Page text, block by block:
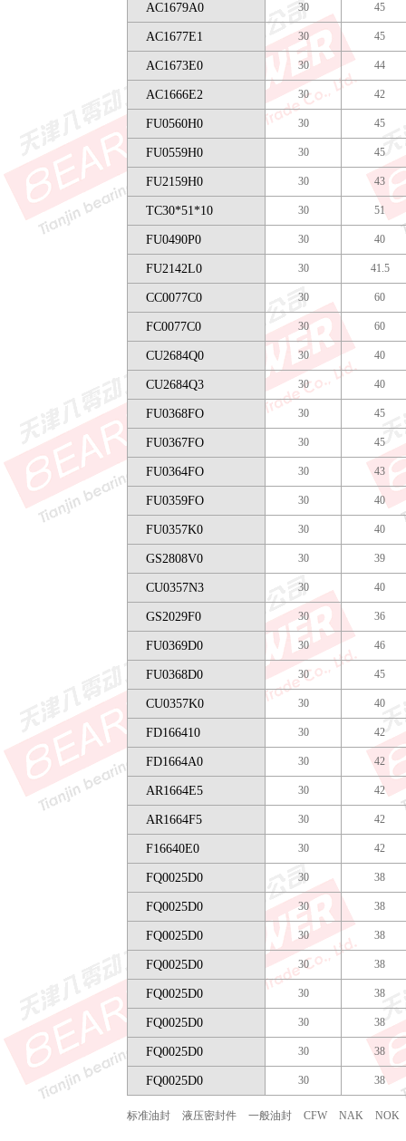
AC1679A0 30 45
AC1677E1 30 45
AC1673E0 30 44
AC1666E2 30 42
FU0560H0 30 45
FU0559H0 30 45
FU2159H0 30 43
TC30*51*10 30 51
FU0490P0 30 40
FU2142L0 30 41.5
CC0077C0 30 60
FC0077C0 30 60
CU2684Q0 30 40
CU2684Q3 30 40
FU0368FO 30 45
FU0367FO 30 45
FU0364FO 30 43
FU0359FO 30 40
FU0357K0 30 40
GS2808V0 30 39
CU0357N3 30 40
GS2029F0 30 36
FU0369D0 30 46
FU0368D0 30 45
CU0357K0 30 40
FD166410 30 42
FD1664A0 30 42
AR1664E5 30 42
AR1664F5 30 42
F16640E0 30 42
FQ0025D0 30 38
FQ0025D0 30 38
FQ0025D0 30 38
FQ0025D0 30 38
FQ0025D0 30 38
FQ0025D0 30 38
FQ0025D0 30 38
FQ0025D0 30 38
标准油封 液压密封件 一般油封 CFW NAK NOK